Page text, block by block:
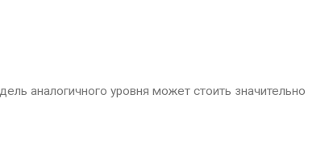
аналогичного уровня может стоить значительно